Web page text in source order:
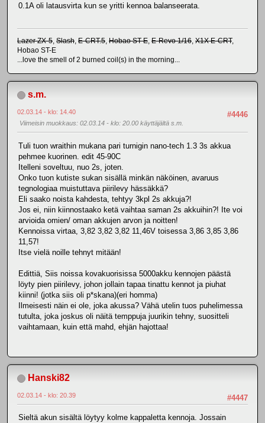
0.1A oli latausvirta kun se yritti kennoa balanseerata.
Lazer ZX-5, Slash, E-CRT.5, Hobao ST-E, E-Revo 1/16, X1X E-CRT,
Hobao ST-E
...love the smell of 2 burned coil(s) in the morning...
s.m.
#4446
02.03.14 - klo: 14.40
Viimeisin muokkaus: 02.03.14 - klo: 20.00 käyttäjältä s.m.
Tuli tuon wraithin mukana pari turnigin nano-tech 1.3 3s akkua
pehmee kuorinen. edit 45-90C
Itelleni soveltuu, nuo 2s, joten.
Onko tuon kutiste sukan sisällä minkän näköinen, avaruus
tegnologiaa muistuttava piirilevy hässäkkä?
Eli saako noista kahdesta, tehtyy 3kpl 2s akkuja?!
Jos ei, niin kiinnostaako ketä vaihtaa saman 2s akkuihin?! Ite voi
arvioida omien/ oman akkujen arvon ja noitten!
Kennoissa virtaa, 3,82 3,82 3,82 11,46V toisessa 3,86 3,85 3,86
11,57!
Itse vielä noille tehnyt mitään!
Edittiä, Siis noissa kovakuorisissa 5000akku kennojen päästä
löyty pien piirilevy, johon jollain tapaa tinattu kennot ja piuhat
kiinni! (jotka siis oli p*skana)(eri homma)
Ilmeisesti näin ei ole, joka akussa? Vähä utelin tuos puhelimessa
tutulta, joka joskus oli näitä temppuja juurikin tehny, suositteli
vaihtamaan, kuin että mahd, ehjän hajottaa!
Hanski82
#4447
02.03.14 - klo: 20.39
Sieltä akun sisältä löytyy kolme kappaletta kennoja. Jossain